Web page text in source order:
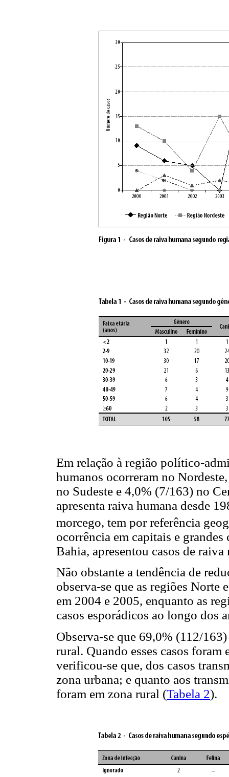
Em relação à região político-
humanos ocorreram no
no Sudeste e 4,0% (7/163) no
apresenta raiva humana desde
morcego, tem por referência
ocorrência em capitais e
Bahia, apresentou casos de raiva
Não obstante a tendência de
observa-se que as regiões Norte
em 2004 e 2005, enquanto as
casos esporádicos ao longo dos
Observa-se que 69,0% (112/
rural. Quando esses casos
verificou-se que, dos casos
zona urbana; e quanto aos
foram em zona rural (Tabela 2).